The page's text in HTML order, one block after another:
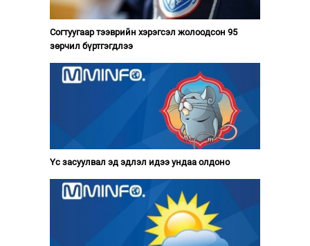
Согтуугаар тээврийн хэрэгсэл жолоодсон 95
зөрчил бүртгэгдлээ
Үс засуулвал эд эдлэл идээ ундаа олдоно